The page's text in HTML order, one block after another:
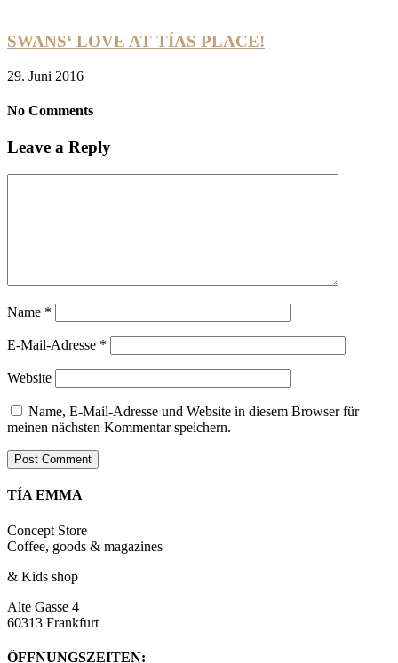
SWANS‘ LOVE AT TÍAS PLACE!
29. Juni 2016
No Comments
Leave a Reply
Name *
E-Mail-Adresse *
Website
Name, E-Mail-Adresse und Website in diesem Browser für
meinen nächsten Kommentar speichern.
TÍA EMMA
Concept Store
Coffee, goods & magazines
& Kids shop
Alte Gasse 4
60313 Frankfurt
ÖFFNUNGSZEITEN: